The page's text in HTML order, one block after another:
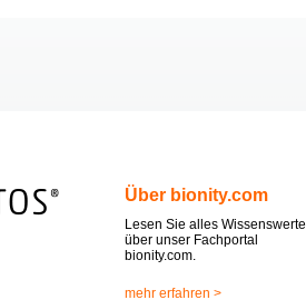
Über bionity.com
Lesen Sie alles Wissenswerte
über unser Fachportal
bionity.com.
mehr erfahren >